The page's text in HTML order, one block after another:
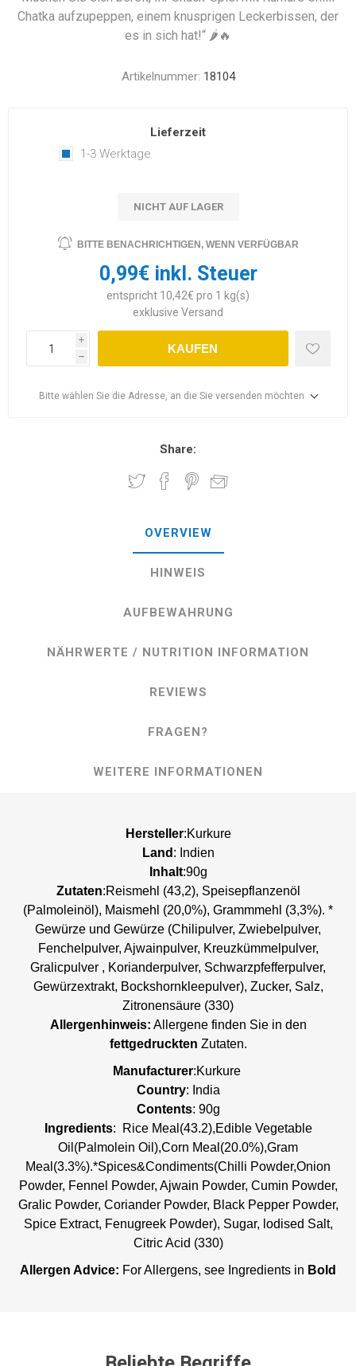
Chatka aufzupeppen, einem knusprigen Leckerbissen, der
es in sich hat!“ 🌶️🔥
Artikelnummer: 18104
Lieferzeit
1-3 Werktage
NICHT AUF LAGER
BITTE BENACHRICHTIGEN, WENN VERFÜGBAR
0,99€ inkl. Steuer
entspricht 10,42€ pro 1 kg(s)
exklusive Versand
i
h
KAUFEN
Bitte wählen Sie die Adresse, an die Sie versenden möchten
Share:
OVERVIEW
HINWEIS
AUFBEWAHRUNG
NÄHRWERTE / NUTRITION INFORMATION
REVIEWS
FRAGEN?
WEITERE INFORMATIONEN
Hersteller:Kurkure
Land : Indien
Inhalt:90g
Zutaten:Reismehl (43,2), Speisepflanzenöl
(Palmoleinöl), Maismehl (20,0%), Grammmehl (3,3%). *
Gewürze und Gewürze (Chilipulver, Zwiebelpulver,
Fenchelpulver, Ajwainpulver, Kreuzkümmelpulver,
Gralicpulver , Korianderpulver, Schwarzpfefferpulver,
Gewürzextrakt, Bockshornkleepulver), Zucker, Salz,
Zitronensäure (330)
Allergenhinweis: Allergene finden Sie in den
fettgedruckten Zutaten.
Manufacturer:Kurkure
Country: India
Contents: 90g
Ingredients:
Rice Meal(43.2),Edible Vegetable
Oil(Palmolein Oil),Corn Meal(20.0%),Gram
Meal(3.3%).*Spices&Condiments(Chilli Powder,Onion
Powder, Fennel Powder, Ajwain Powder, Cumin Powder,
Gralic Powder, Coriander Powder, Black Pepper Powder,
Spice Extract, Fenugreek Powder), Sugar, lodised Salt,
Citric Acid (330)
Allergen Advice: For Allergens, see Ingredients in Bold